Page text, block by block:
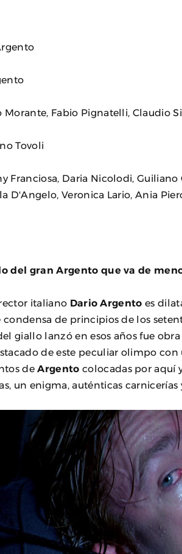
Morante, Fabio Pignatelli, Claudio
Tovoli
Franciosa, Daria Nicolodi,
D'Angelo, Veronica Lario, Ania
del gran Argento que va de
italiano Dario Argento es
condensa de principios de los
giallo lanzó en esos años fue
de este peculiar olimpo
deArgento colocadas por aquí
un enigma, auténticas carnicerías